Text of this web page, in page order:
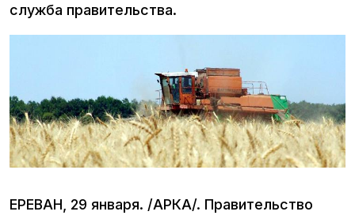
служба правительства.
ЕРЕВАН, 29 января. /АРКА/. Правительство